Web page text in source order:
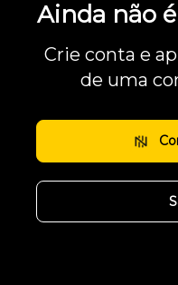
Ainda não
Crie conta e
de uma